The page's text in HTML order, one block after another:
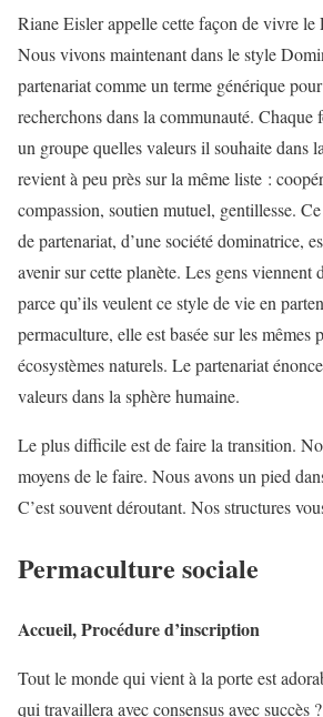
Riane Eisler appelle cette façon de vivre le
Nous vivons maintenant dans le style
partenariat comme un terme générique
recherchons dans la communauté. Chaque
un groupe quelles valeurs il souhaite dans
revient à peu près sur la même liste :
compassion, soutien mutuel, gentillesse.
de partenariat, d’une société dominatrice,
avenir sur cette planète. Les gens viennent
parce qu’ils veulent ce style de vie en
permaculture, elle est basée sur les mêmes
écosystèmes naturels. Le partenariat
valeurs dans la sphère humaine.
Le plus difficile est de faire la transition.
moyens de le faire. Nous avons un pied
C’est souvent déroutant. Nos structures
Permaculture sociale
Accueil, Procédure d’inscription
Tout le monde qui vient à la porte est
qui travaillera avec consensus avec succès